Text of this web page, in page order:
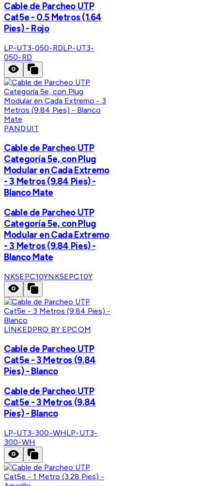
Cable de Parcheo UTP
Cat5e - 0.5 Metros (1.64
Pies) - Rojo
LP-UT3-050-RDLP-UT3-
050-RD
PANDUIT
Cable de Parcheo UTP
Categoría 5e, con Plug
Modular en Cada Extremo
- 3 Metros (9.84 Pies) -
Blanco Mate
Cable de Parcheo UTP
Categoría 5e, con Plug
Modular en Cada Extremo
- 3 Metros (9.84 Pies) -
Blanco Mate
NK5EPC10YNK5EPC10Y
LINKEDPRO BY EPCOM
Cable de Parcheo UTP
Cat5e - 3 Metros (9.84
Pies) - Blanco
Cable de Parcheo UTP
Cat5e - 3 Metros (9.84
Pies) - Blanco
LP-UT3-300-WHLP-UT3-
300-WH